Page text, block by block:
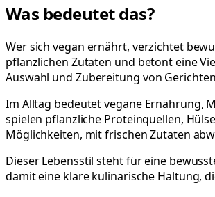
Was bedeutet das?
Wer sich vegan ernährt, verzichtet
pflanzlichen Zutaten und betont eine
Auswahl und Zubereitung von
Im Alltag bedeutet vegane Ernährung,
spielen pflanzliche Proteinquellen,
Möglichkeiten, mit frischen Zutaten
Dieser Lebensstil steht für eine
damit eine klare kulinarische Haltung,